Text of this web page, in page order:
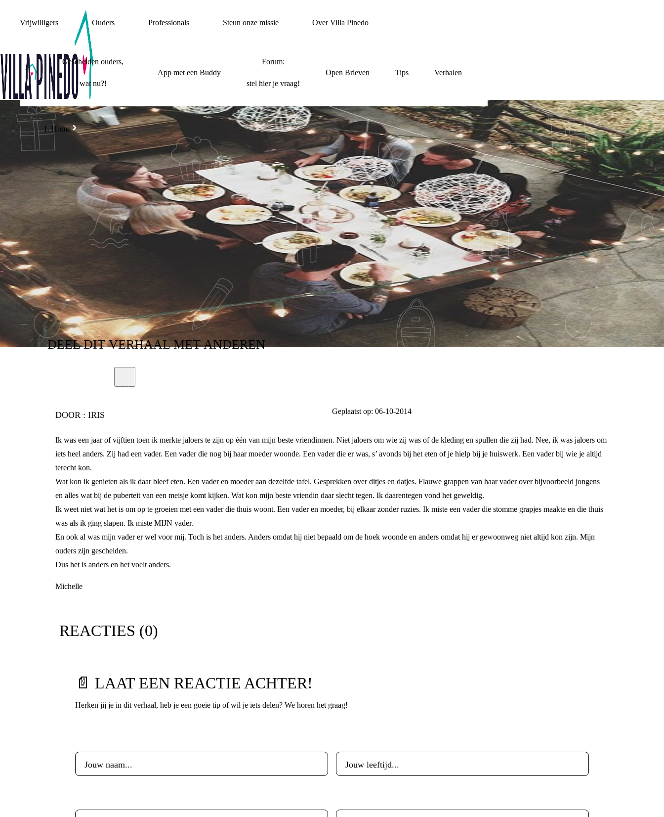
Vrijwilligers Ouders Professionals Steun onze missie Over Villa Pinedo
Gescheiden ouders,
wat nu?!
App met een Buddy
Forum:
stel hier je vraag!
Open Brieven Tips Verhalen
Home
JALOEZIE
DEELDIT VERHAALMET ANDEREN
DOOR : IRIS Geplaatst op: 06-10-2014
Ik was een jaar of vijftien toen ik merkte jaloers te zijn op één van mijn beste vriendinnen. Niet jaloers om wie zij was of de kleding en spullen die zij had. Nee, ik was jaloers om
iets heel anders. Zij had een vader. Een vader die nog bij haar moeder woonde. Een vader die er was, s’ avonds bij het eten of je hielp bij je huiswerk. Een vader bij wie je altijd
terecht kon.
Wat kon ik genieten als ik daar bleef eten. Een vader en moeder aan dezelfde tafel. Gesprekken over ditjes en datjes. Flauwe grappen van haar vader over bijvoorbeeld jongens
en alles wat bij de puberteit van een meisje komt kijken. Wat kon mijn beste vriendin daar slecht tegen. Ik daarentegen vond het geweldig.
Ik weet niet wat het is om op te groeien met een vader die thuis woont. Een vader en moeder, bij elkaar zonder ruzies. Ik miste een vader die stomme grapjes maakte en die thuis
was als ik ging slapen. Ik miste MIJN vader.
En ook al was mijn vader er wel voor mij. Toch is het anders. Anders omdat hij niet bepaald om de hoek woonde en anders omdat hij er gewoonweg niet altijd kon zijn. Mijn
ouders zijn gescheiden.
Dus het is anders en het voelt anders.
Michelle
REACTIES (0)
📄 LAAT EEN REACTIE ACHTER!
Herken jij je in dit verhaal, heb je een goeie tip of wil je iets delen? We horen het graag!